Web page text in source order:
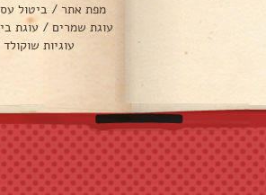
מפת אתר / ביטול
עוגת שמרים / עוגת
עוגיות